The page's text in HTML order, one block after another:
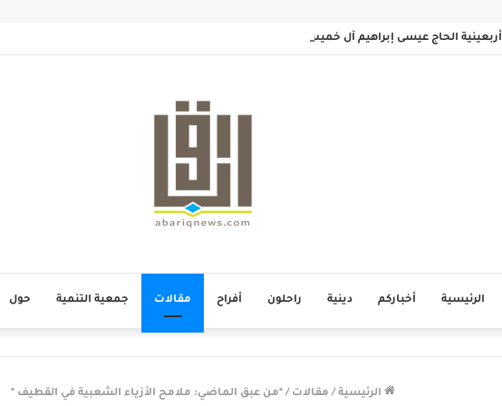
أربعينية الحاج عيسى إبراهيم آل خميس
الرئيسية أخباركم دينية راحلون أفراح مقالات جمعية التنمية حول
الرئيسية / مقالات / *من عبق الماضي: ملامح الأزياء الشعبية في القطيف *